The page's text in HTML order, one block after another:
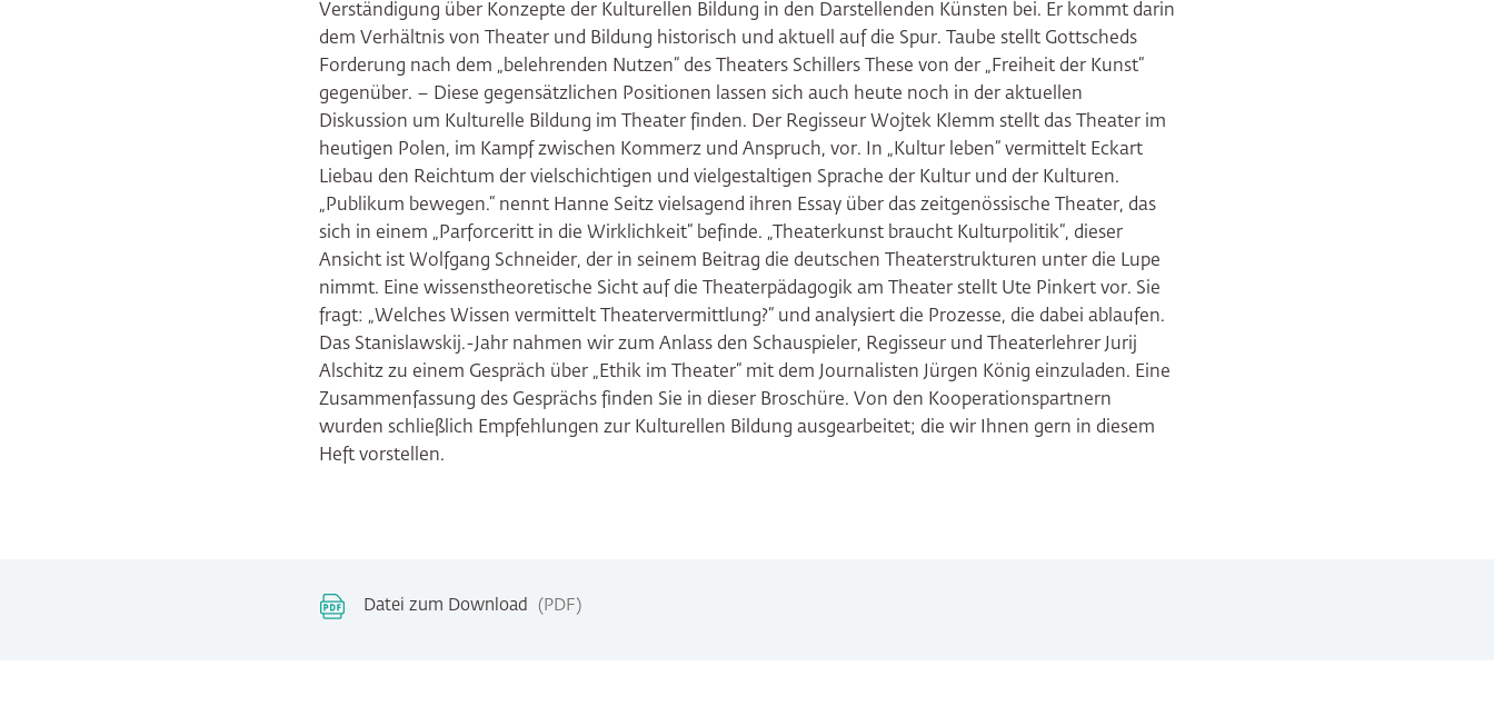
Verständigung über Konzepte der Kulturellen Bildung in den Darstellenden Künsten bei. Er kommt darin
dem Verhältnis von Theater und Bildung historisch und aktuell auf die Spur. Taube stellt Gottscheds
Forderung nach dem „belehrenden Nutzen“ des Theaters Schillers These von der „Freiheit der Kunst“
gegenüber. – Diese gegensätzlichen Positionen lassen sich auch heute noch in der aktuellen
Diskussion um Kulturelle Bildung im Theater finden. Der Regisseur Wojtek Klemm stellt das Theater im
heutigen Polen, im Kampf zwischen Kommerz und Anspruch, vor. In „Kultur leben“ vermittelt Eckart
Liebau den Reichtum der vielschichtigen und vielgestaltigen Sprache der Kultur und der Kulturen.
„Publikum bewegen.“ nennt Hanne Seitz vielsagend ihren Essay über das zeitgenössische Theater, das
sich in einem „Parforceritt in die Wirklichkeit“ befinde. „Theaterkunst braucht Kulturpolitik“, dieser
Ansicht ist Wolfgang Schneider, der in seinem Beitrag die deutschen Theaterstrukturen unter die Lupe
nimmt. Eine wissenstheoretische Sicht auf die Theaterpädagogik am Theater stellt Ute Pinkert vor. Sie
fragt: „Welches Wissen vermittelt Theatervermittlung?“ und analysiert die Prozesse, die dabei ablaufen.
Das Stanislawskij.-Jahr nahmen wir zum Anlass den Schauspieler, Regisseur und Theaterlehrer Jurij
Alschitz zu einem Gespräch über „Ethik im Theater“ mit dem Journalisten Jürgen König einzuladen. Eine
Zusammenfassung des Gesprächs finden Sie in dieser Broschüre. Von den Kooperationspartnern
wurden schließlich Empfehlungen zur Kulturellen Bildung ausgearbeitet; die wir Ihnen gern in diesem
Heft vorstellen.
Datei zum Download PDF